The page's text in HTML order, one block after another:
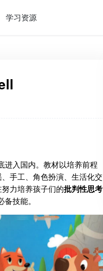
学习资源
进入国内。教材以培养前程
手工、角色扮演、生活化交
力培养孩子们的批判性思考
技能。